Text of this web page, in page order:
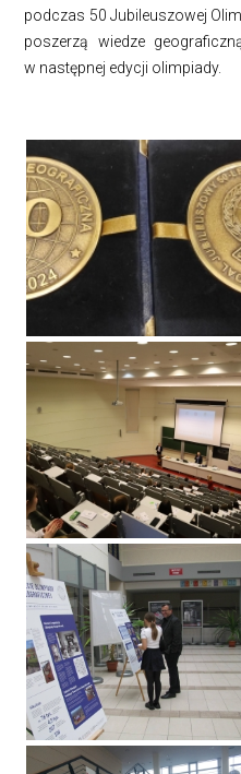
podczas 50 Jubileuszowej
poszerzą wiedze
w następnej edycji olimpiady.